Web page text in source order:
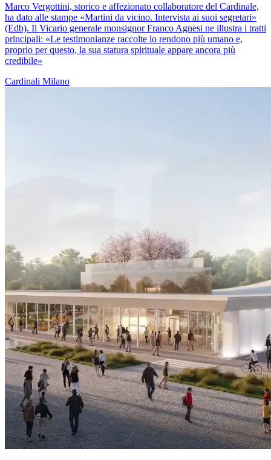
Marco Vergottini, storico e affezionato collaboratore del Cardinale,
ha dato alle stampe «Martini da vicino. Intervista ai suoi segretari»
(Edb). Il Vicario generale monsignor Franco Agnesi ne illustra i tratti
principali: «Le testimonianze raccolte lo rendono più umano e,
proprio per questo, la sua statura spirituale appare ancora più
credibile»
Cardinali Milano